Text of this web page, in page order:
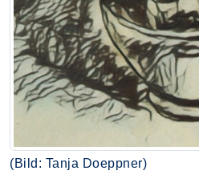
(Bild: Tanja Doeppner)